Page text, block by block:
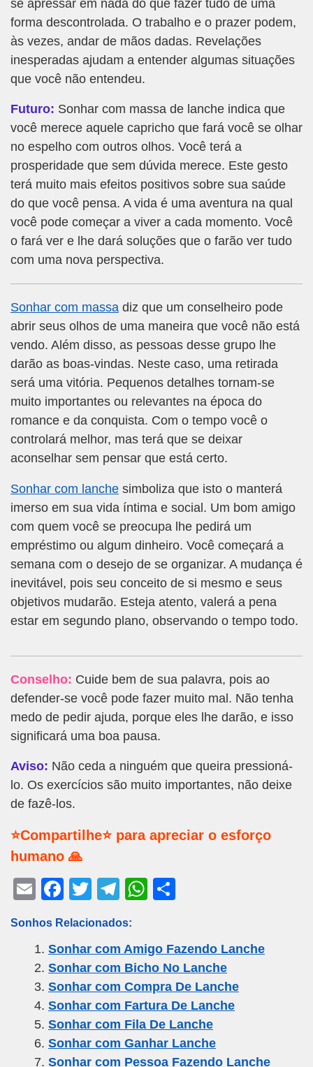
se apressar em nada do que fazer tudo de uma
forma descontrolada. O trabalho e o prazer podem,
às vezes, andar de mãos dadas. Revelações
inesperadas ajudam a entender algumas situações
que você não entendeu.
Futuro: Sonhar com massa de lanche indica que
você merece aquele capricho que fará você se olhar
no espelho com outros olhos. Você terá a
prosperidade que sem dúvida merece. Este gesto
terá muito mais efeitos positivos sobre sua saúde
do que você pensa. A vida é uma aventura na qual
você pode começar a viver a cada momento. Você
o fará ver e lhe dará soluções que o farão ver tudo
com uma nova perspectiva.
Sonhar com massa diz que um conselheiro pode
abrir seus olhos de uma maneira que você não está
vendo. Além disso, as pessoas desse grupo lhe
darão as boas-vindas. Neste caso, uma retirada
será uma vitória. Pequenos detalhes tornam-se
muito importantes ou relevantes na época do
romance e da conquista. Com o tempo você o
controlará melhor, mas terá que se deixar
aconselhar sem pensar que está certo.
Sonhar com lanche simboliza que isto o manterá
imerso em sua vida íntima e social. Um bom amigo
com quem você se preocupa lhe pedirá um
empréstimo ou algum dinheiro. Você começará a
semana com o desejo de se organizar. A mudança é
inevitável, pois seu conceito de si mesmo e seus
objetivos mudarão. Esteja atento, valerá a pena
estar em segundo plano, observando o tempo todo.
Conselho: Cuide bem de sua palavra, pois ao
defender-se você pode fazer muito mal. Não tenha
medo de pedir ajuda, porque eles lhe darão, e isso
significará uma boa pausa.
Aviso: Não ceda a ninguém que queira pressioná-
lo. Os exercícios são muito importantes, não deixe
de fazê-los.
⭐Compartilhe⭐ para apreciar o esforço
humano 🙏
E
ail
F
c
e
b
o
o
k
T
tt
er
T
e
gr
a
m
W
s
A
p
p
e
Sonhos Relacionados:
Sonhar com Amigo Fazendo Lanche
Sonhar com Bicho No Lanche
Sonhar com Compra De Lanche
Sonhar com Fartura De Lanche
Sonhar com Fila De Lanche
Sonhar com Ganhar Lanche
Sonhar com Pessoa Fazendo Lanche